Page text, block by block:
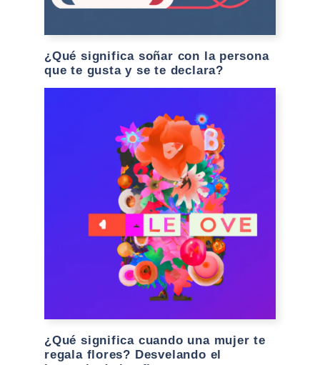
¿Qué significa soñar con la persona
que te gusta y se te declara?
¿Qué significa cuando una mujer te
regala flores? Desvelando el